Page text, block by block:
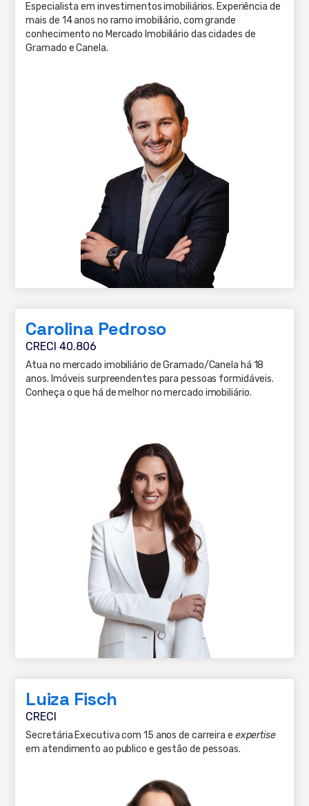
Especialista em investimentos imobiliários. Experiência de
mais de 14 anos no ramo imobiliário, com grande
conhecimento no Mercado Imobiliário das cidades de
Gramado e Canela.
Carolina Pedroso
CRECI 40.806
Atua no mercado imobiliário de Gramado/Canela há 18
anos. Imóveis surpreendentes para pessoas formidáveis.
Conheça o que há de melhor no mercado imobiliário.
Luiza Fisch
CRECI
Secretária Executiva com 15 anos de carreira e expertise
em atendimento ao publico e gestão de pessoas.